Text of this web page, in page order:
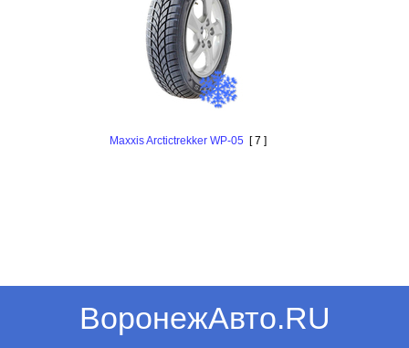
Maxxis Arctictrekker WP-05 [ 7 ]
ВоронежАвто.RU